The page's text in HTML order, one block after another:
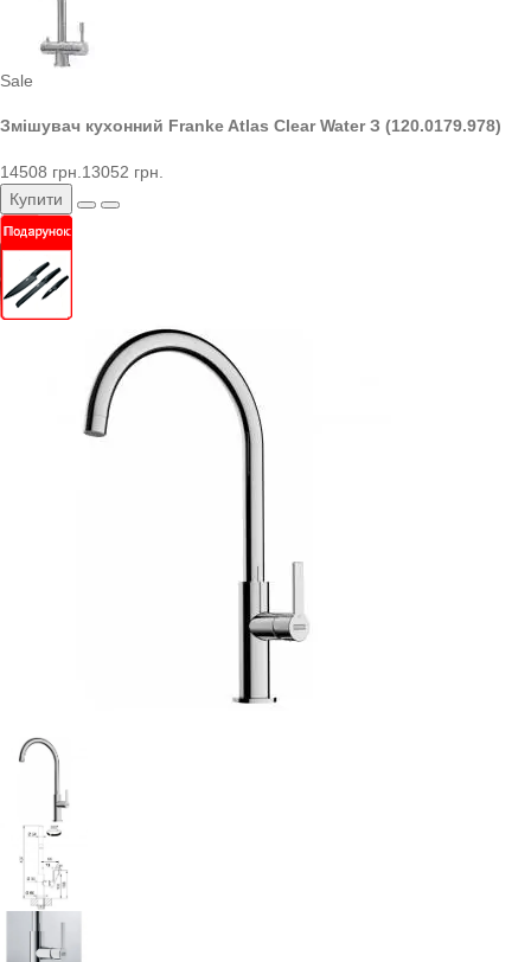
Sale
Змішувач кухонний Franke Atlas Clear Water З (120.0179.978)
14508 грн. 13052 грн.
Купити